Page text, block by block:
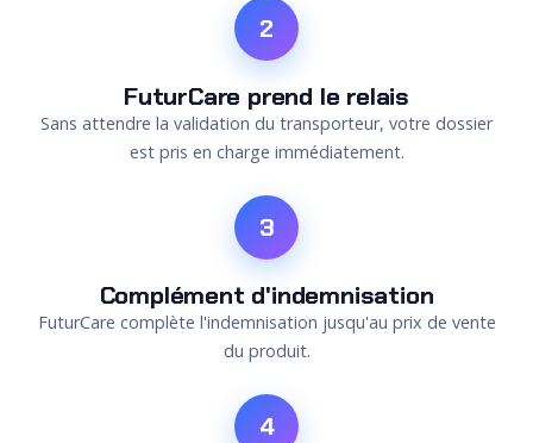
2
FuturCare prend le relais
Sans attendre la validation du transporteur, votre dossier
est pris en charge immédiatement.
3
Complément d'indemnisation
FuturCare complète l'indemnisation jusqu'au prix de vente
du produit.
4